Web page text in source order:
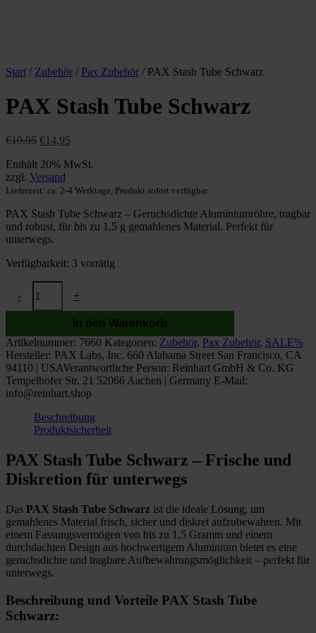
Start / Zubehör / Pax Zubehör / PAX Stash Tube Schwarz
PAX Stash Tube Schwarz
€19,95 Ursprünglicher
war:
€19,95
€14,95
ist:
Enthält 20% MwSt.
zzgl. Versand
Lieferzeit: ca. 2-4 Werktage, Produkt sofort verfügbar
PAX Stash Tube Schwarz – Geruchsdichte Aluminiumröhre, tragbar
und robust, für bis zu 1,5 g gemahlenes Material. Perfekt für
unterwegs.
Verfügbarkeit: 3 vorrätig
-
Stash
Tube
Menge
+
In den Warenkorb
Artikelnummer: 7660 Kategorien: Zubehör, Pax Zubehör, SALE%
Hersteller: PAX Labs, Inc. 660 Alabama Street San Francisco, CA
94110 | USAVerantwortliche Person: Reinhart GmbH & Co. KG
Tempelhofer Str. 21 52066 Aachen | Germany E-Mail:
info@reinhart.shop
Beschreibung
Produktsicherheit
PAX Stash Tube Schwarz – Frische und
Diskretion für unterwegs
Das PAX Stash Tube Schwarz ist die ideale Lösung, um
gemahlenes Material frisch, sicher und diskret aufzubewahren. Mit
einem Fassungsvermögen von bis zu 1,5 Gramm und einem
durchdachten Design aus hochwertigem Aluminium bietet es eine
geruchsdichte und tragbare Aufbewahrungsmöglichkeit – perfekt für
unterwegs.
Beschreibung und Vorteile PAX Stash Tube
Schwarz: